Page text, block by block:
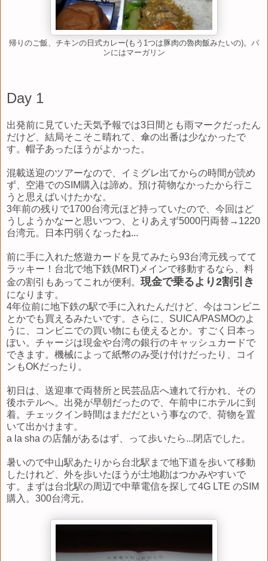
帰りのご飯、チキンの日式カレー(もう1つは豚肉の魯肉飯みたいの)。パ
ンにはマーガリン
Day 1
出発前に見ていた天気予報では3日間とも雨マークだったん
だけど、結局そこそこ晴れて、傘の出番は少なかったで
す。帽子あったほうがよかった。
混載送迎のツアーなので、イミグレ出てからの時間が読め
ず、空港でのSIM購入は諦め。預け荷物なかったから行こ
うと思えばいけたかな。
3年前の残りで1700台湾元ほど持っていたので、今回はど
うしようかなーと思いつつ、とりあえず5000円両替→1220
台湾元。日本円弱くなったね...
前に手に入れた悠遊カードを見てみたら93台湾元残ってて
ラッキー！台北で地下鉄(MRT)メインで移動するなら、料
金の割引もあってこれが便利。 現金で乗るより2割引き
になります。
4年位前に地下鉄の駅で手に入れたんだけど、今はコンビニ
とかでも買えるみたいです。さらに、SUICA/PASMOのよ
うに、コンビニでの買い物にも使えるとか。すごく日本っ
ぽい。チャージは現金や台湾の銀行のキャッシュカードで
できます。機械によって紙幣のみ受け付けだったり、コイ
ンもOKだったり。
初日は、送迎車で両替所と民芸品店へ連れて行かれ、その
後ホテルへ。出発が早朝だったので、午前中にホテルに到
着。チェックイン時間はまだだという事なので、荷物を置
いて出かけます。
a la sha の店舗があるはず、って歩いたら...閉店でした。
暑いので中山駅あたりから台北駅まで地下道を歩いて移動
したけれど、外を歩いたほうが土地勘はつかみやすいで
す。まずは台北駅の周辺で中華電信を探して4G LTE のSIM
購入。300台湾元。